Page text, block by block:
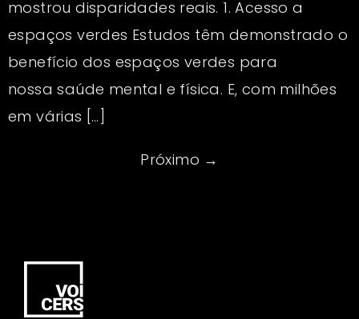
mostrou disparidades reais. 1. Acesso a
espaços verdes Estudos têm demonstrado o
benefício dos espaços verdes para
nossa saúde mental e física. E, com milhões
em várias […]
Próximo →